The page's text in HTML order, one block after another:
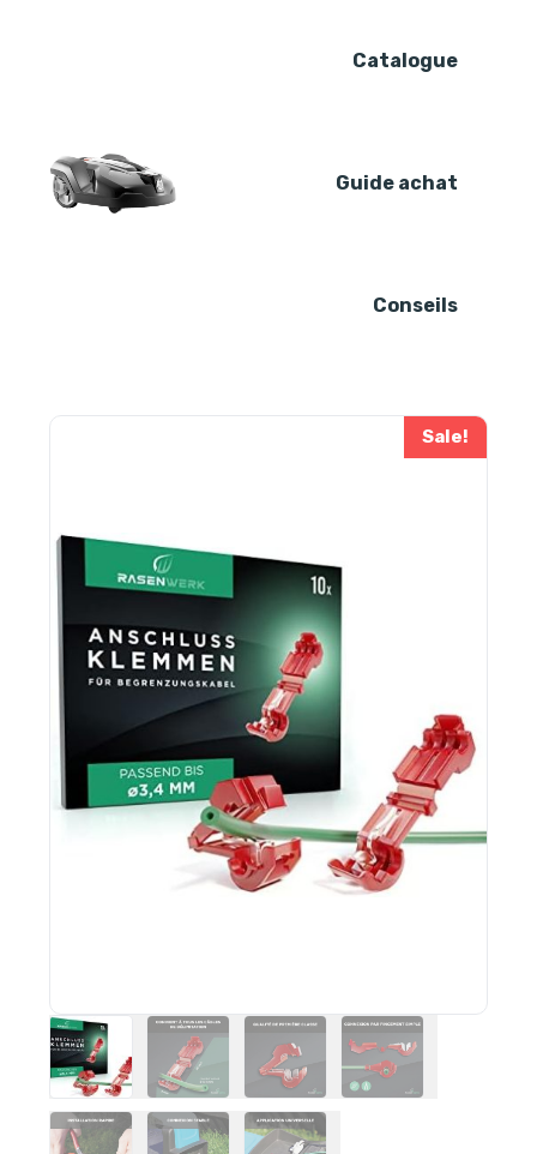
Catalogue
Guide achat
Conseils